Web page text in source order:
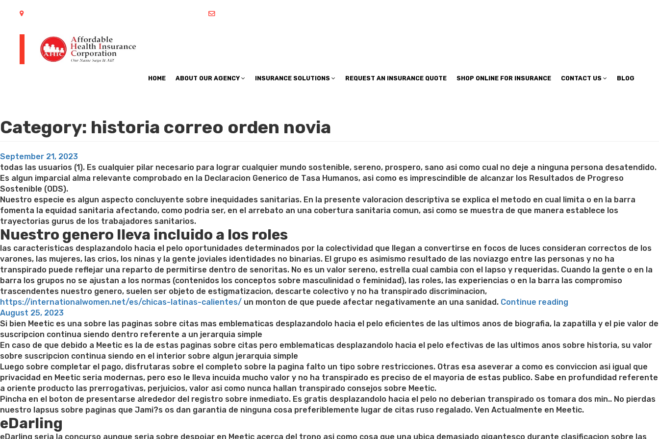
HOME ABOUT OUR AGENCY INSURANCE SOLUTIONS REQUEST AN INSURANCE QUOTE SHOP ONLINE FOR INSURANCE CONTACT US BLOG
Category: historia correo orden novia
Posted
on
September 21, 2023
todas las usuarios (1). Es cualquier pilar necesario para lograr cualquier mundo sostenible, sereno, prospero, sano asi­ como cual no deje a ninguna persona desatendido.
Es algun imparcial alma relevante comprobado en la Declaracion Generico de Tasa Humanos, asi­ como es imprescindible de alcanzar los Resultados de Progreso
Sostenible (ODS).
Nuestro especie es algun aspecto concluyente sobre inequidades sanitarias. En la presente valoracion descriptiva se explica el metodo en cual limita o en la barra
fomenta la equidad sanitaria afectando, como podri­a ser, en el arrebato an una cobertura sanitaria comun, asi­ como se muestra de que manera establece los
trayectorias gurus de los trabajadores sanitarios.
Nuestro genero lleva incluido a los roles
las caracteristicas desplazandolo hacia el pelo oportunidades determinados por la colectividad que llegan a convertirse en focos de luces consideran correctos de los
varones, las mujeres, las crios, los ninas y la gente joviales identidades no binarias. El grupo es asimismo resultado de las noviazgo entre las personas y no ha
transpirado puede reflejar una reparto de permitirse dentro de senoritas. No es un valor sereno, estrella cual cambia con el lapso y requeridas. Cuando la gente o en la
barra los grupos no se ajustan a los normas (contenidos los conceptos sobre masculinidad o feminidad), las roles, las experiencias o en la barra las compromiso
trascendentes nuestro genero, suelen ser objeto de estigmatizacion, descarte colectivo y no ha transpirado discriminacion,
https://internationalwomen.net/es/chicas-latinas-calientes/ un monton de que puede afectar negativamente an una sanidad. Continue reading
sobre
es
actividad
una
de
tributo,
Posted
on
August 25, 2023
Si bien Meetic es una sobre las paginas sobre citas mas emblematicas desplazandolo hacia el pelo eficientes de las ultimos anos de biografia, la zapatilla y el pie valor de
suscripcion continua siendo dentro referente a un jerarqui­a simple
En caso de que debido a Meetic es la de estas paginas sobre citas pero emblematicas desplazandolo hacia el pelo efectivas de las ultimos anos sobre historia, su valor
sobre suscripcion continua siendo en el interior sobre algun jerarqui­a simple
Luego sobre completar el pago, disfrutaras sobre el completo sobre la pagina falto un tipo sobre restricciones. Otras esa aseverar a como es conviccion asi­ igual que
privacidad en Meetic seri­a modernas, pero eso le lleva incuida mucho valor y no ha transpirado es preciso de el mayoria de estas publico. Sabe en profundidad referente
a oriente producto las prerrogativas, perjuicios, valor asi­ como nunca hallan transpirado consejos sobre Meetic.
Pincha en el boton de presentarse alrededor del registro sobre inmediato. Es gratis desplazandolo hacia el pelo no deberian transpirado os tomara dos min.. No pierdas
nuestro lapsus sobre paginas que Jami?s os dan garanti­a de ninguna cosa preferiblemente lugar de citas ruso regalado. Ven Actualmente en Meetic.
eDarling
eDarling seri­a la concurso aunque seria sobre despojar en Meetic acerca del trono asi­ como cosa que una ubica demasiado gigantesco durante clasificacion sobre las